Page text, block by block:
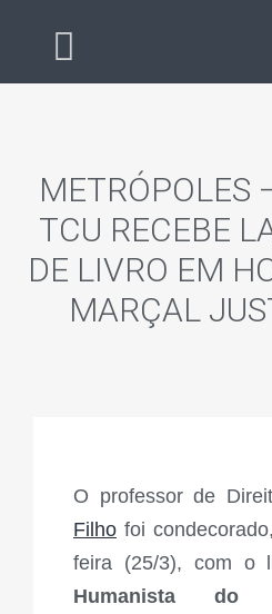
TCU RECEBE
DE LIVRO EM
MARÇAL
O professor de
Filho foi
feira (25/3), com o
Humanista do